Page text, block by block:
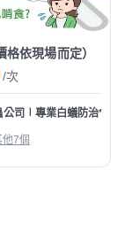
格依現場而定）
/次
公司∣專業白蟻防治*居
他7個